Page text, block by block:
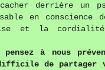
derrière un
en
et la
z à nous
de